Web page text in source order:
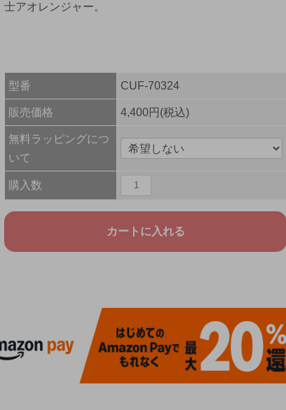
士アオレンジャー。
型番 CUF-70324
販売価格 4,400円(税込)
無料ラッピングにつ
いて
購入数